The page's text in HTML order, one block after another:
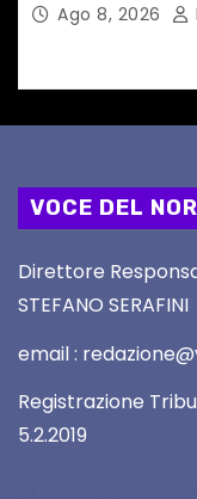
Ago 8, 2026
VOCE DEL
Direttore
STEFANO SERAFINI
email :
Registrazione
5.2.2019